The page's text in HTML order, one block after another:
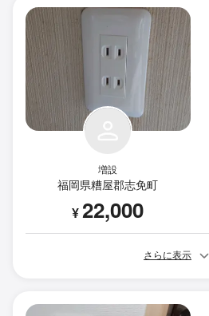
増設
福岡県糟屋郡志免町
¥22,000
さらに表示